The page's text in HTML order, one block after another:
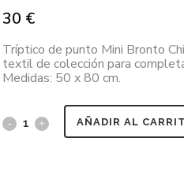
30 €
Tríptico de punto Mini Bronto
textil de colección para
Medidas: 50 x 80 cm.
AÑADIR AL